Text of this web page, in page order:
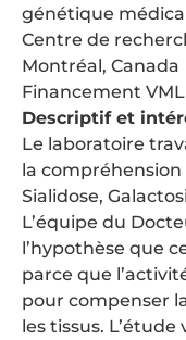
génétique
Centre de
Montréal, Canada
Financement
Descriptif et
Le laboratoire
la compréhension
Sialidose,
L’équipe du
l’hypothèse que
parce que
pour compenser
les tissus.